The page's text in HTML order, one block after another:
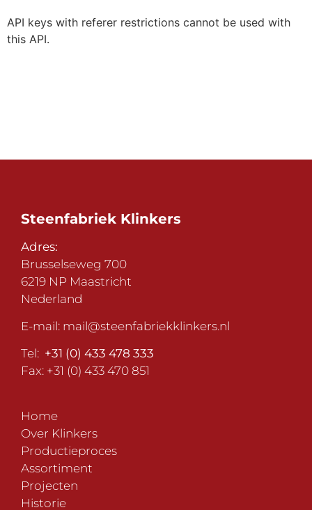
API keys with referer restrictions cannot be used with
this API.
Steenfabriek Klinkers
Adres:
Brusselseweg 700
6219 NP Maastricht
Nederland
E-mail: mail@steenfabriekklinkers.nl
Tel: +31 (0) 433 478 333
Fax: +31 (0) 433 470 851
Home
Over Klinkers
Productieproces
Assortiment
Projecten
Historie